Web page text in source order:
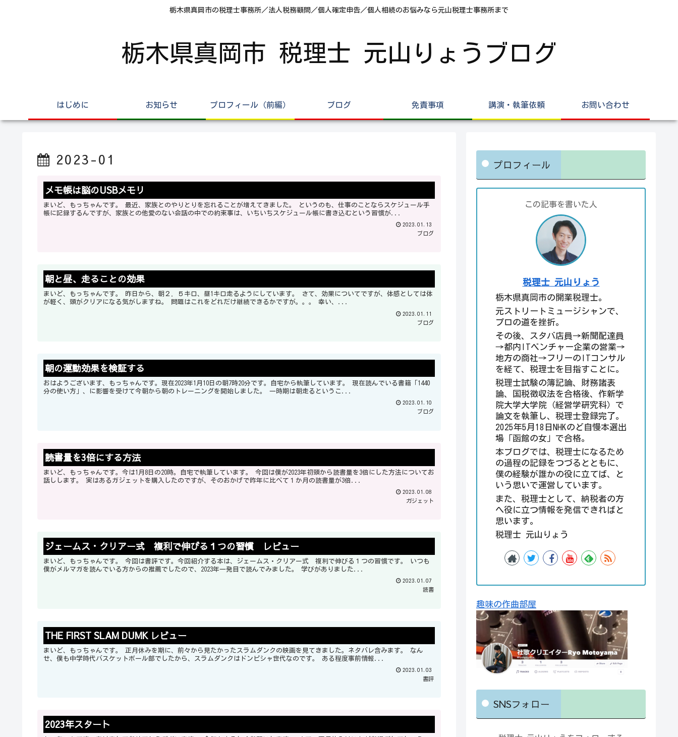
栃木県真岡市の税理士事務所／法人税務顧問／個人確定申告／個人相続のお悩みなら元山税理士事務所まで
栃木県真岡市 税理士 元山りょうブログ
はじめに お知らせ プロフィール（前編） ブログ 免責事項 講演・執筆依頼 お問い合わせ
2023-01
メモ帳は脳のUSBメモリ
まいど、もっちゃんです。 最近、家族とのやりとりを忘れることが増えてきました。 というのも、仕事のことならスケジュール手
帳に記録するんですが、家族との他愛のない会話の中での約束事は、いちいちスケジュール帳に書き込むという習慣が...
2023.01.13
ブログ
朝と昼、走ることの効果
まいど、もっちゃんです。 昨日から、朝２．５キロ、昼1キロ走るようにしています。 さて、効果についてですが、体感としては体
が軽く、頭がクリアになる気がしますね。 問題はこれをどれだけ継続できるかですが。。。 幸い、...
2023.01.11
ブログ
朝の運動効果を検証する
おはようございます、もっちゃんです。現在2023年1月10日の朝7時20分です。自宅から執筆しています。 現在読んでいる書籍「1440
分の使い方」、に影響を受けて今朝から朝のトレーニングを開始しました。 一時期は朝走るというこ...
2023.01.10
ブログ
読書量を3倍にする方法
まいど、もっちゃんです。今は1月8日の20時。自宅で執筆しています。 今回は僕が2023年初頭から読書量を3倍にした方法についてお
話しします。 実はあるガジェットを購入したのですが、そのおかげで昨年に比べて１か月の読書量が3倍...
2023.01.08
ガジェット
ジェームス・クリアー式 複利で伸びる１つの習慣 レビュー
まいど、もっちゃんです。 今回は書評です。今回紹介する本は、ジェームス・クリアー式 複利で伸びる１つの習慣です。 いつも
僕がメルマガを読んでいる方からの推薦でしたので、2023年一発目で読んでみました。 学びがありました...
2023.01.07
読書
THE FIRST SLAM DUMK レビュー
まいど、もっちゃんです。 正月休みを期に、前々から見たかったスラムダンクの映画を見てきました。ネタバレ含みます。 なん
せ、僕も中学時代バスケットボール部でしたから、スラムダンクはドンピシャ世代なのです。 ある程度事前情報...
2023.01.03
書評
2023年スタート
プロフィール
この記事を書いた人
税理士 元山りょう
栃木県真岡市の開業税理士。
元ストリートミュージシャンで、
プロの道を挫折。
その後、スタバ店員→新聞配達員
→都内ITベンチャー企業の営業→
地方の商社→フリーのITコンサル
を経て、税理士を目指すことに。
税理士試験の簿記論、財務諸表
論、国税徴収法を合格後、作新学
院大学大学院（経営学研究科）で
論文を執筆し、税理士登録完了。
2025年5月18日NHKのど自慢本選出
場「函館の女」で合格。
本ブログでは、税理士になるため
の過程の記録をつづるとともに、
僕の経験が誰かの役に立てば、と
いう思いで運営しています。
また、税理士として、納税者の方
へ役に立つ情報を発信できればと
思います。
税理士 元山りょう
趣味の作曲部屋
SNSフォロー